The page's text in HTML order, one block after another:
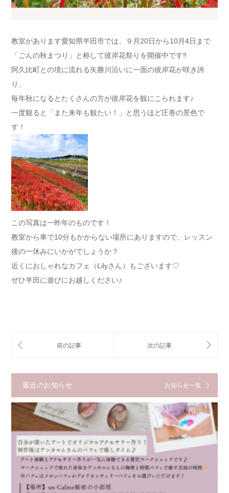
教室があります愛知県半田市では、９月20日から10月4日まで
「ごんの秋まつり」と称して彼岸花祭りを開催中です‼
阿久比町との境に流れる矢勝川沿いに一面の彼岸花が咲き誇
り、
毎年秋になるとたくさんの方が彼岸花を観にこられます♪
一度観ると「また来年も観たい！」と思うほど圧巻の景色で
す！
この写真は一昨年のものです！
教室から車で10分もかからない場所にありますので、レッスン
後の一休みにいかがでしょうか？
近くにおしゃれなカフェ（Lilyさん）もございます♡
ぜひ半田に遊びにお越しください♪
最近のお知らせ お知らせ一覧